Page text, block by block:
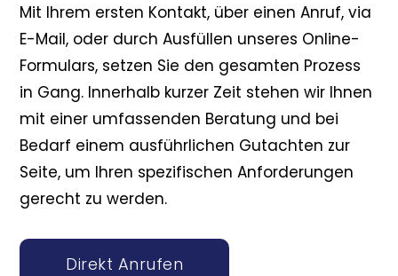
Mit Ihrem ersten Kontakt, über einen Anruf, via
E-Mail, oder durch Ausfüllen unseres Online-
Formulars, setzen Sie den gesamten Prozess
in Gang. Innerhalb kurzer Zeit stehen wir Ihnen
mit einer umfassenden Beratung und bei
Bedarf einem ausführlichen Gutachten zur
Seite, um Ihren spezifischen Anforderungen
gerecht zu werden.
Direkt Anrufen